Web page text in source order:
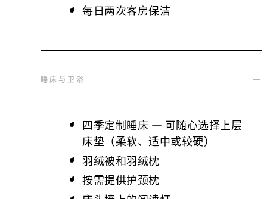
每日两次客房保洁
睡床与卫浴
四季定制睡床 — 可随心选择上层
床垫（柔软、适中或较硬）
羽绒被和羽绒枕
按需提供护颈枕